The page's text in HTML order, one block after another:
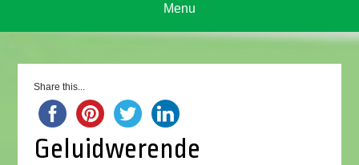
Menu
Share this...
Geluidwerende